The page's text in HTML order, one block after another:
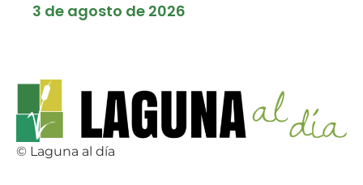
3 de agosto de 2026
© Laguna al día